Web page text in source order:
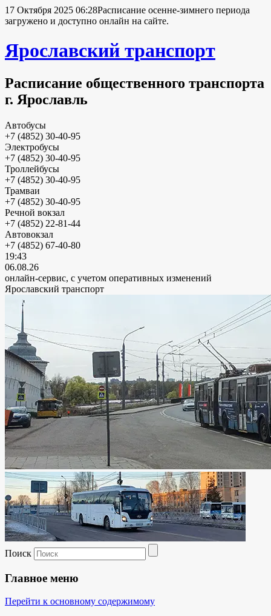
17 Октября 2025 06:28Расписание осенне-зимнего периода
загружено и доступно онлайн на сайте.
Ярославский транспорт
Расписание общественного транспорта
г. Ярославль
Автобусы
+7 (4852) 30-40-95
Электробусы
+7 (4852) 30-40-95
Троллейбусы
+7 (4852) 30-40-95
Трамваи
+7 (4852) 30-40-95
Речной вокзал
+7 (4852) 22-81-44
Автовокзал
+7 (4852) 67-40-80
19:43
06.08.26
онлайн-сервис, с учетом оперативных изменений
Ярославский транспорт
Поиск
Главное меню
Перейти к основному содержимому